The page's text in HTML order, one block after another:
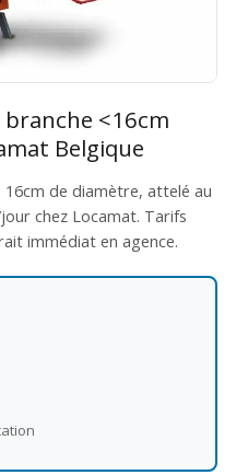
<16cm
Belgique
de diamètre, attelé au
chez Locamat. Tarifs
immédiat en agence.